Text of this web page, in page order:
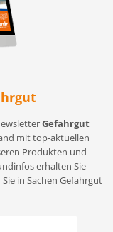
Gefahrgut
mit top-aktuellen
Produkten und
erhalten Sie
in Sachen Gefahrgut